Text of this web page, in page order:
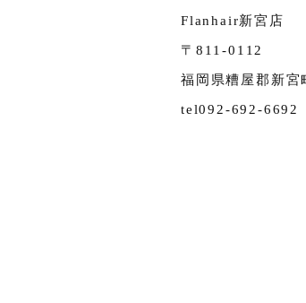
Flanhair新宮店
〒811-0112
福岡県糟屋郡新
tel092-692-6692